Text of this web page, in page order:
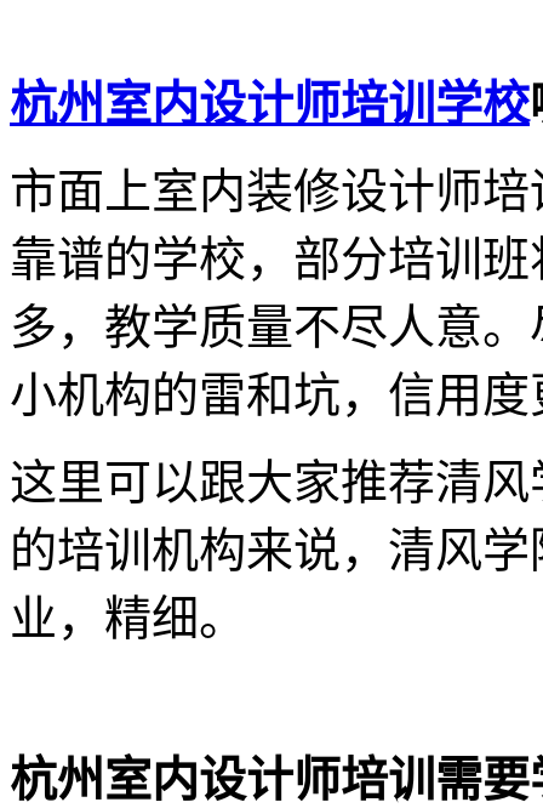
杭州室内设计师培训学校
市面上室内装修设计师
靠谱的学校，部分培训
多，教学质量不尽人意
小机构的雷和坑，信用
这里可以跟大家推荐清
的培训机构来说，清风
业，精细。
杭州室内设计师培训需